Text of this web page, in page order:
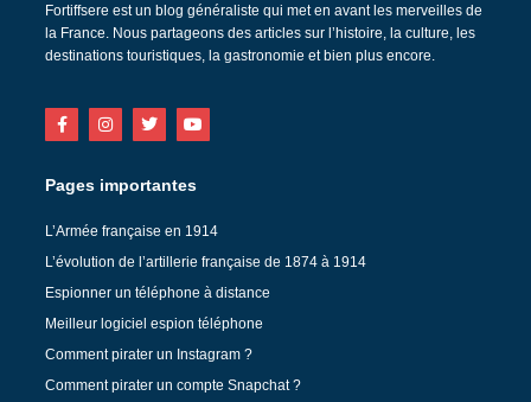
Fortiffsere est un blog généraliste qui met en avant les merveilles de
la France. Nous partageons des articles sur l’histoire, la culture, les
destinations touristiques, la gastronomie et bien plus encore.
Pages importantes
L’Armée française en 1914
L’évolution de l’artillerie française de 1874 à 1914
Espionner un téléphone à distance
Meilleur logiciel espion téléphone
Comment pirater un Instagram ?
Comment pirater un compte Snapchat ?